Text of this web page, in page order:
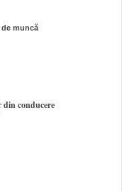
muncă
din conducere